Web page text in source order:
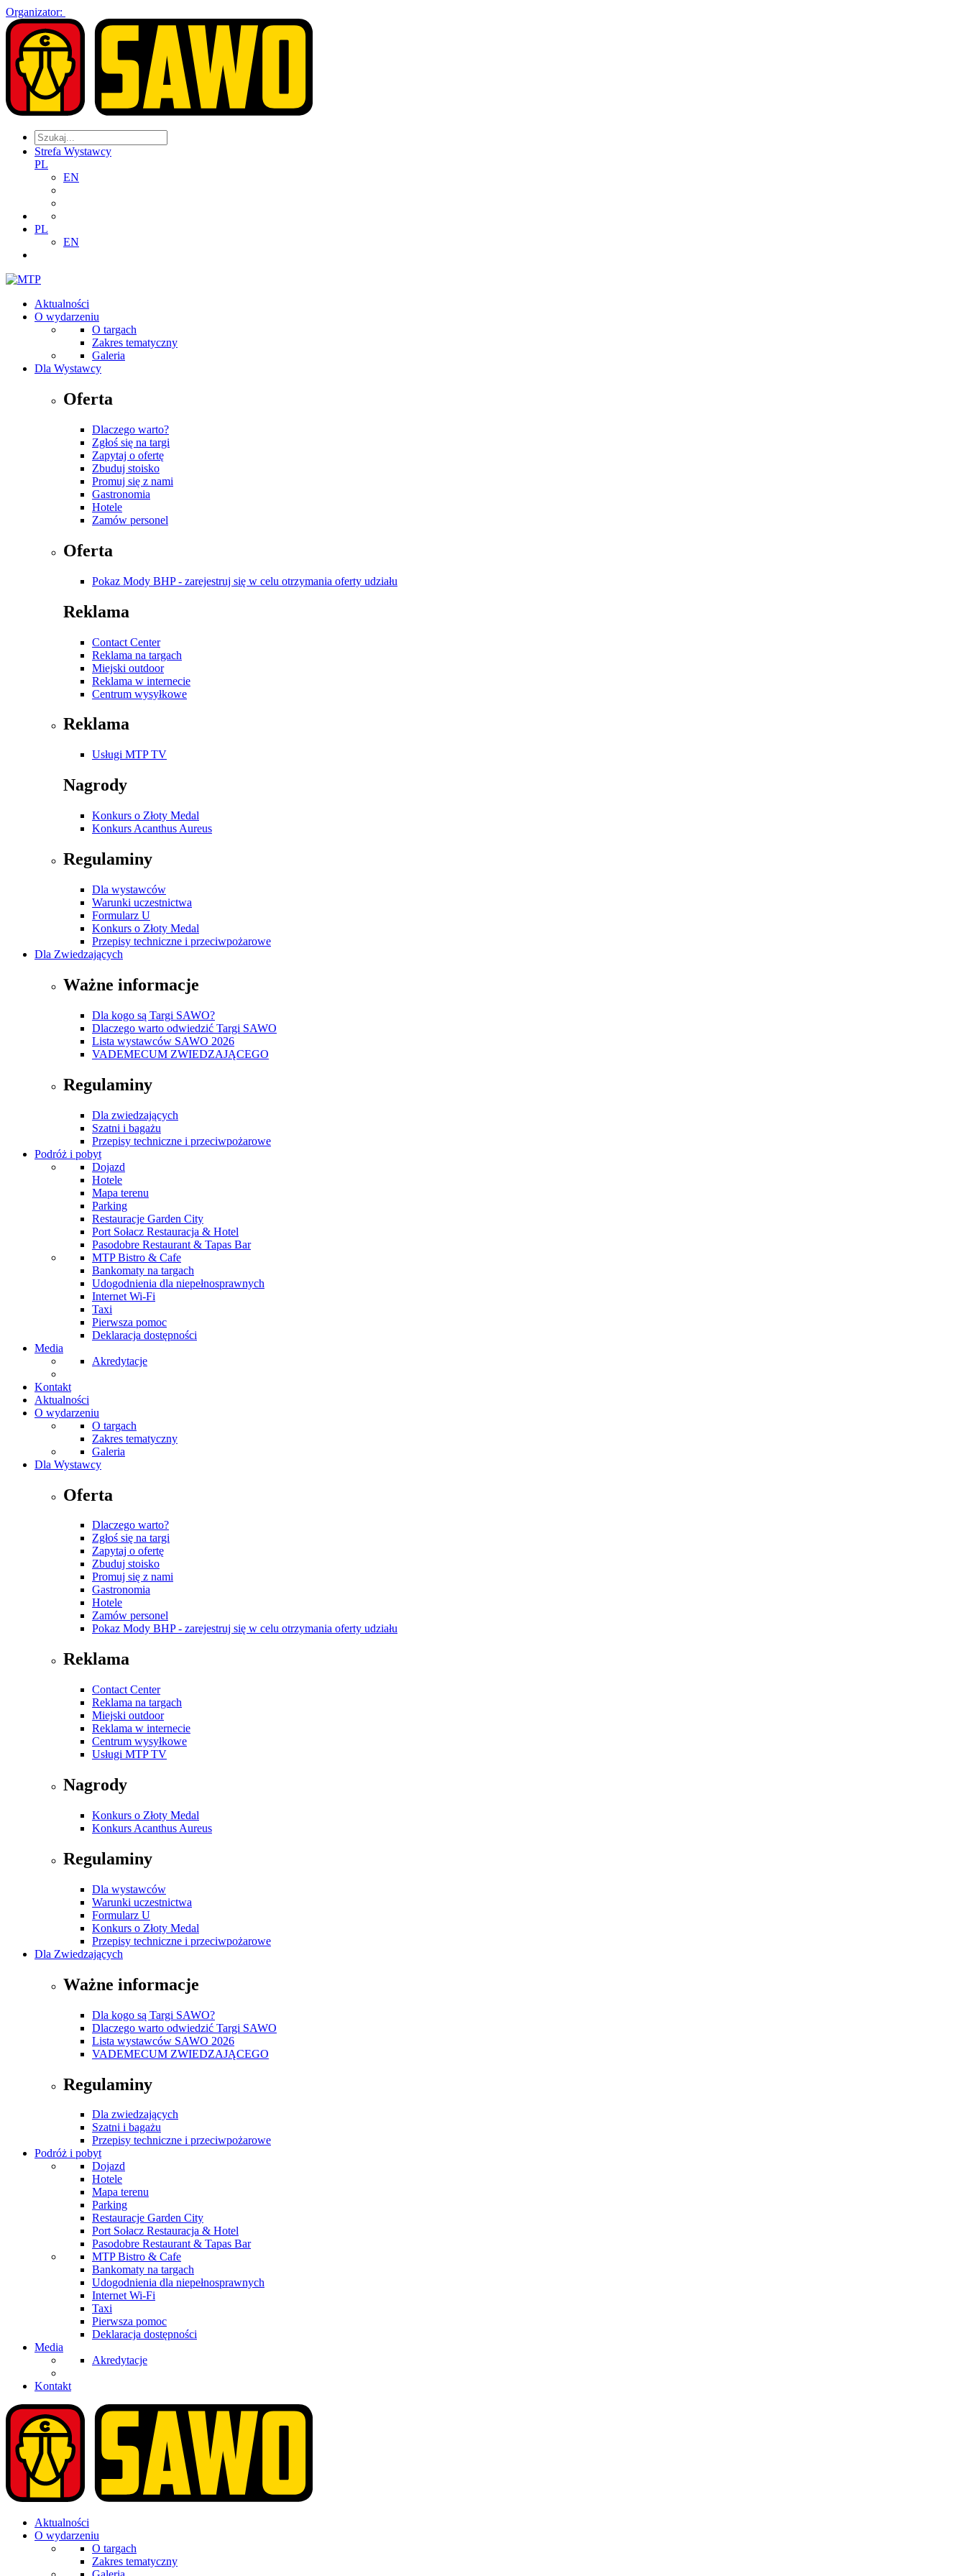
Organizator:
Strefa Wystawcy
PL
EN
PL
EN
Aktualności
O wydarzeniu
O targach
Zakres tematyczny
Galeria
Dla Wystawcy
Oferta
Dlaczego warto?
Zgłoś się na targi
Zapytaj o ofertę
Zbuduj stoisko
Promuj się z nami
Gastronomia
Hotele
Zamów personel
Oferta
Pokaz Mody BHP - zarejestruj się w celu otrzymania oferty udziału
Reklama
Contact Center
Reklama na targach
Miejski outdoor
Reklama w internecie
Centrum wysyłkowe
Reklama
Usługi MTP TV
Nagrody
Konkurs o Złoty Medal
Konkurs Acanthus Aureus
Regulaminy
Dla wystawców
Warunki uczestnictwa
Formularz U
Konkurs o Złoty Medal
Przepisy techniczne i przeciwpożarowe
Dla Zwiedzających
Ważne informacje
Dla kogo są Targi SAWO?
Dlaczego warto odwiedzić Targi SAWO
Lista wystawców SAWO 2026
VADEMECUM ZWIEDZAJĄCEGO
Regulaminy
Dla zwiedzających
Szatni i bagażu
Przepisy techniczne i przeciwpożarowe
Podróż i pobyt
Dojazd
Hotele
Mapa terenu
Parking
Restauracje Garden City
Port Sołacz Restauracja & Hotel
Pasodobre Restaurant & Tapas Bar
MTP Bistro & Cafe
Bankomaty na targach
Udogodnienia dla niepełnosprawnych
Internet Wi-Fi
Taxi
Pierwsza pomoc
Deklaracja dostępności
Media
Akredytacje
Kontakt
Aktualności
O wydarzeniu
O targach
Zakres tematyczny
Galeria
Dla Wystawcy
Oferta
Dlaczego warto?
Zgłoś się na targi
Zapytaj o ofertę
Zbuduj stoisko
Promuj się z nami
Gastronomia
Hotele
Zamów personel
Pokaz Mody BHP - zarejestruj się w celu otrzymania oferty udziału
Reklama
Contact Center
Reklama na targach
Miejski outdoor
Reklama w internecie
Centrum wysyłkowe
Usługi MTP TV
Nagrody
Konkurs o Złoty Medal
Konkurs Acanthus Aureus
Regulaminy
Dla wystawców
Warunki uczestnictwa
Formularz U
Konkurs o Złoty Medal
Przepisy techniczne i przeciwpożarowe
Dla Zwiedzających
Ważne informacje
Dla kogo są Targi SAWO?
Dlaczego warto odwiedzić Targi SAWO
Lista wystawców SAWO 2026
VADEMECUM ZWIEDZAJĄCEGO
Regulaminy
Dla zwiedzających
Szatni i bagażu
Przepisy techniczne i przeciwpożarowe
Podróż i pobyt
Dojazd
Hotele
Mapa terenu
Parking
Restauracje Garden City
Port Sołacz Restauracja & Hotel
Pasodobre Restaurant & Tapas Bar
MTP Bistro & Cafe
Bankomaty na targach
Udogodnienia dla niepełnosprawnych
Internet Wi-Fi
Taxi
Pierwsza pomoc
Deklaracja dostępności
Media
Akredytacje
Kontakt
Aktualności
O wydarzeniu
O targach
Zakres tematyczny